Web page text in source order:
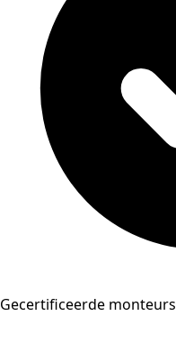
Gecertificeerde monteurs